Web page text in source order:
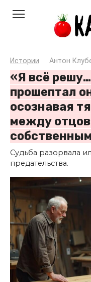
Истории Антон
«Я всё
прошептал
осознавая
между
Судьба разорвала
предательства.